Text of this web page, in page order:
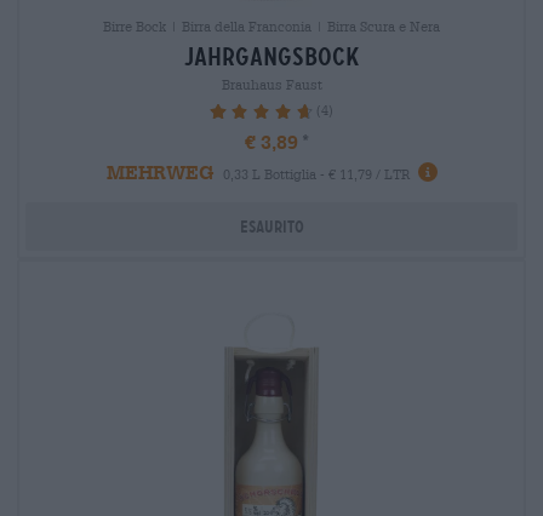
Birre Bock | Birra della Franconia | Birra Scura e Nera
jahrgangsbock
Brauhaus Faust
95% (4)
€ 3,89
MEHRWEG
0,33 L Bottiglia - € 11,79 / LTR
Esaurito